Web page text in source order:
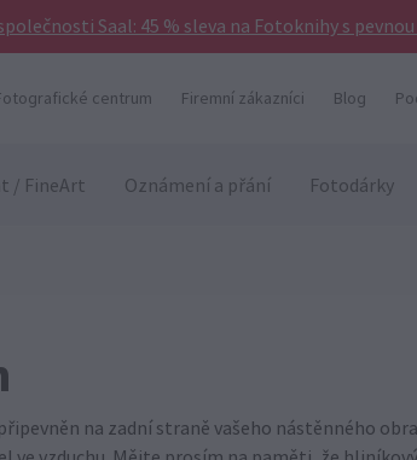
Saal: 45 % sleva na Fotoknihy s
centrum Firemní zákazníci Blog
/ FineArt Oznámení a přání Fotodárky
na zadní straně vašeho nástěnného